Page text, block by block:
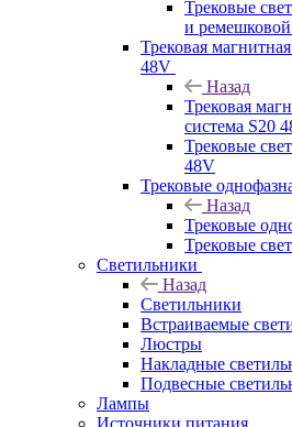
Трековые
и
Трековая
48V
Назад
Трековая
система S20
Трековые
48V
Трековые
Назад
Трековые
Трековые
Светильники
Назад
Светильники
Встраиваемые
Люстры
Накладные
Подвесные
Лампы
Источники питания